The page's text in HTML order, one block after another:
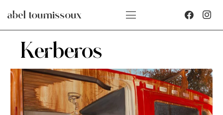
abel tournissoux
Kerberos